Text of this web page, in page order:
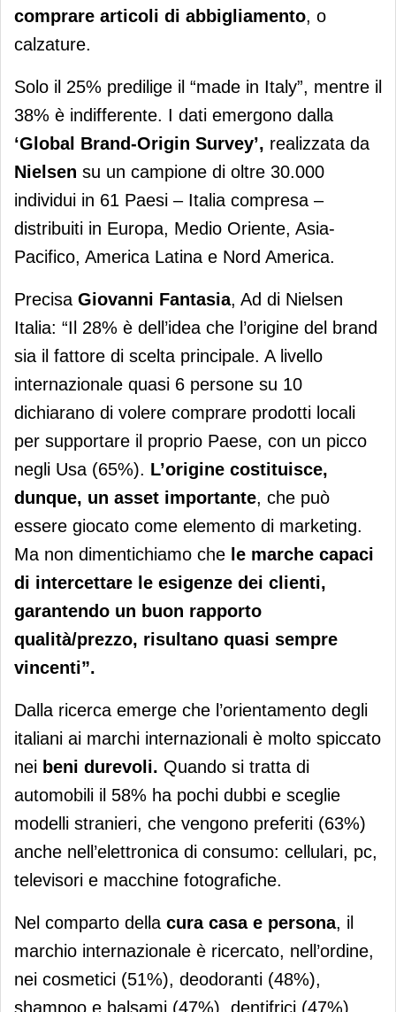
comprare articoli di abbigliamento, o
calzature.
Solo il 25% predilige il “made in Italy”, mentre il
38% è indifferente. I dati emergono dalla
‘Global Brand-Origin Survey’, realizzata da
Nielsen su un campione di oltre 30.000
individui in 61 Paesi – Italia compresa –
distribuiti in Europa, Medio Oriente, Asia-
Pacifico, America Latina e Nord America.
Precisa Giovanni Fantasia, Ad di Nielsen
Italia: “Il 28% è dell’idea che l’origine del brand
sia il fattore di scelta principale. A livello
internazionale quasi 6 persone su 10
dichiarano di volere comprare prodotti locali
per supportare il proprio Paese, con un picco
negli Usa (65%). L’origine costituisce,
dunque, un asset importante, che può
essere giocato come elemento di marketing.
Ma non dimentichiamo che le marche capaci
di intercettare le esigenze dei clienti,
garantendo un buon rapporto
qualità/prezzo, risultano quasi sempre
vincenti”.
Dalla ricerca emerge che l’orientamento degli
italiani ai marchi internazionali è molto spiccato
nei beni durevoli. Quando si tratta di
automobili il 58% ha pochi dubbi e sceglie
modelli stranieri, che vengono preferiti (63%)
anche nell’elettronica di consumo: cellulari, pc,
televisori e macchine fotografiche.
Nel comparto della cura casa e persona, il
marchio internazionale è ricercato, nell’ordine,
nei cosmetici (51%), deodoranti (48%),
shampoo e balsami (47%), dentifrici (47%),